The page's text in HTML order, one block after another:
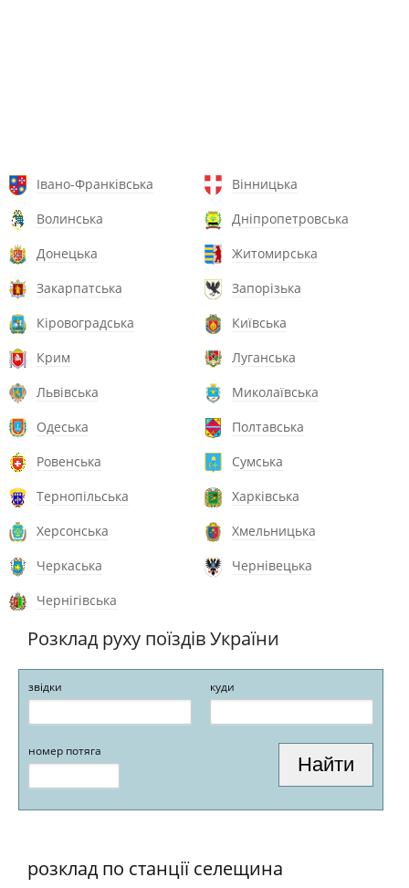
Івано-Франківська
Вінницька
Волинська
Дніпропетровська
Донецька
Житомирська
Закарпатська
Запорізька
Кіровоградська
Київська
Крим
Луганська
Львівська
Миколаївська
Одеська
Полтавська
Ровенська
Сумська
Тернопільська
Харківська
Херсонська
Хмельницька
Черкаська
Чернівецька
Чернігівська
Розклад руху поїздів України
звідки куди
номер потяга
розклад по станції селещина